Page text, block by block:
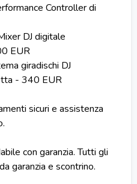
Controller di
DJ digitale
EUR
giradischi DJ
- 340 EUR
sicuri e assistenza
con garanzia. Tutti gli
garanzia e scontrino.